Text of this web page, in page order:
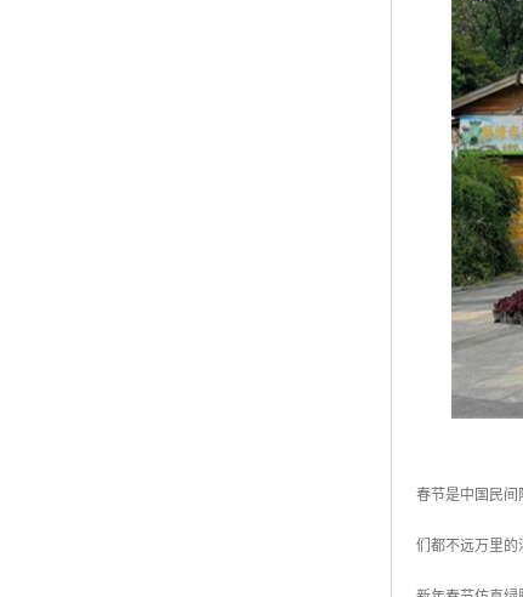
春节是中国民
们都不远万里的